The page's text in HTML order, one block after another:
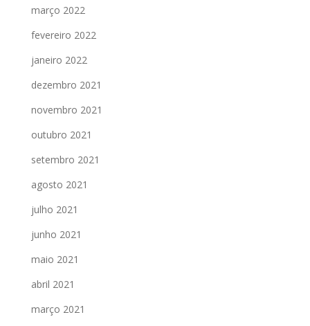
março 2022
fevereiro 2022
janeiro 2022
dezembro 2021
novembro 2021
outubro 2021
setembro 2021
agosto 2021
julho 2021
junho 2021
maio 2021
abril 2021
março 2021